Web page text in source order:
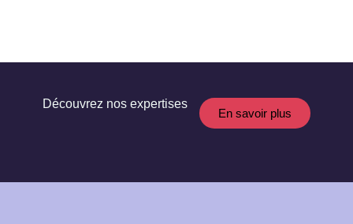
Découvrez nos expertises
En savoir plus